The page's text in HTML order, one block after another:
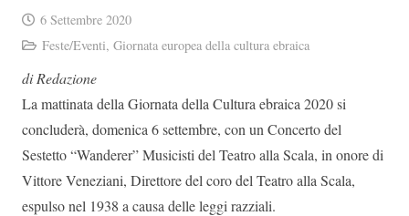
6 Settembre 2020
Feste/Eventi, Giornata europea della cultura ebraica
di Redazione
La mattinata della Giornata della Cultura ebraica 2020 si
concluderà, domenica 6 settembre, con un Concerto del
Sestetto “Wanderer” Musicisti del Teatro alla Scala, in onore di
Vittore Veneziani, Direttore del coro del Teatro alla Scala,
espulso nel 1938 a causa delle leggi razziali.